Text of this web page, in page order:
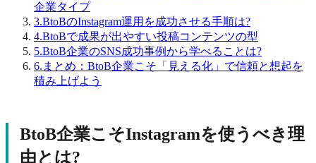
企業タイプ
3.BtoBのInstagram運用を成功させる手順は?
4.BtoBで成果が出やすい投稿コンテンツの型
5.BtoB企業のSNS成功事例から学べることは?
6. まとめ：BtoB企業こそ「見える化」で信頼と想起を
積み上げよう
BtoB企業こそInstagramを使うべき理
由とは?